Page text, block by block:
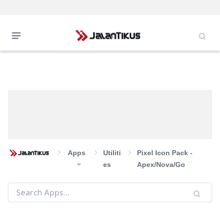
Apps
Utiliti
Es
Pixel Icon Pack -
Apex/Nova/Go